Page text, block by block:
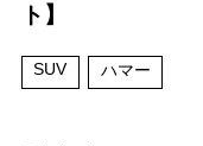
ト】
SUV ハマー